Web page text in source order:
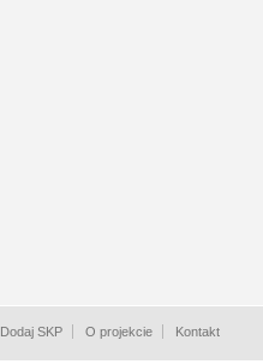
Dodaj SKP O projekcie Kontakt